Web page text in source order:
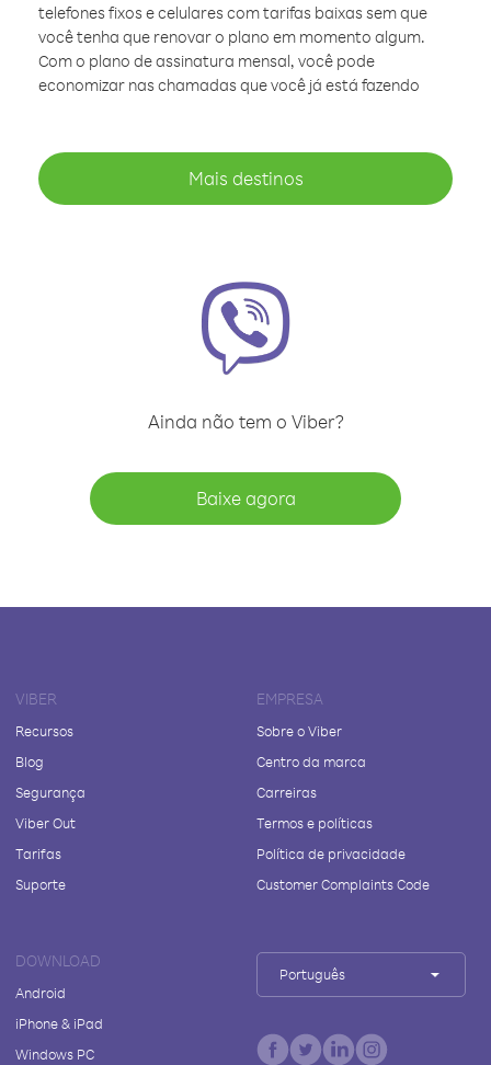
telefones fixos e celulares com tarifas baixas sem que
você tenha que renovar o plano em momento algum.
Com o plano de assinatura mensal, você pode
economizar nas chamadas que você já está fazendo
Mais destinos
Ainda não tem o Viber?
Baixe agora
VIBER
Recursos
Blog
Segurança
Viber Out
Tarifas
Suporte
EMPRESA
Sobre o Viber
Centro da marca
Carreiras
Termos e políticas
Política de privacidade
Customer Complaints Code
DOWNLOAD
Android
iPhone & iPad
Windows PC
Português